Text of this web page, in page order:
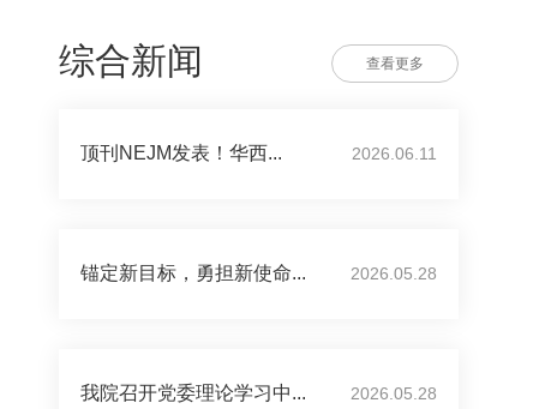
综合新闻 查看更多
顶刊NEJM发表！华西... 2026.06.11
锚定新目标，勇担新使命... 2026.05.28
我院召开党委理论学习中... 2026.05.28